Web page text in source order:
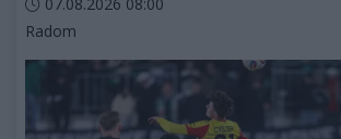
Kategorie artykułu:
Radom